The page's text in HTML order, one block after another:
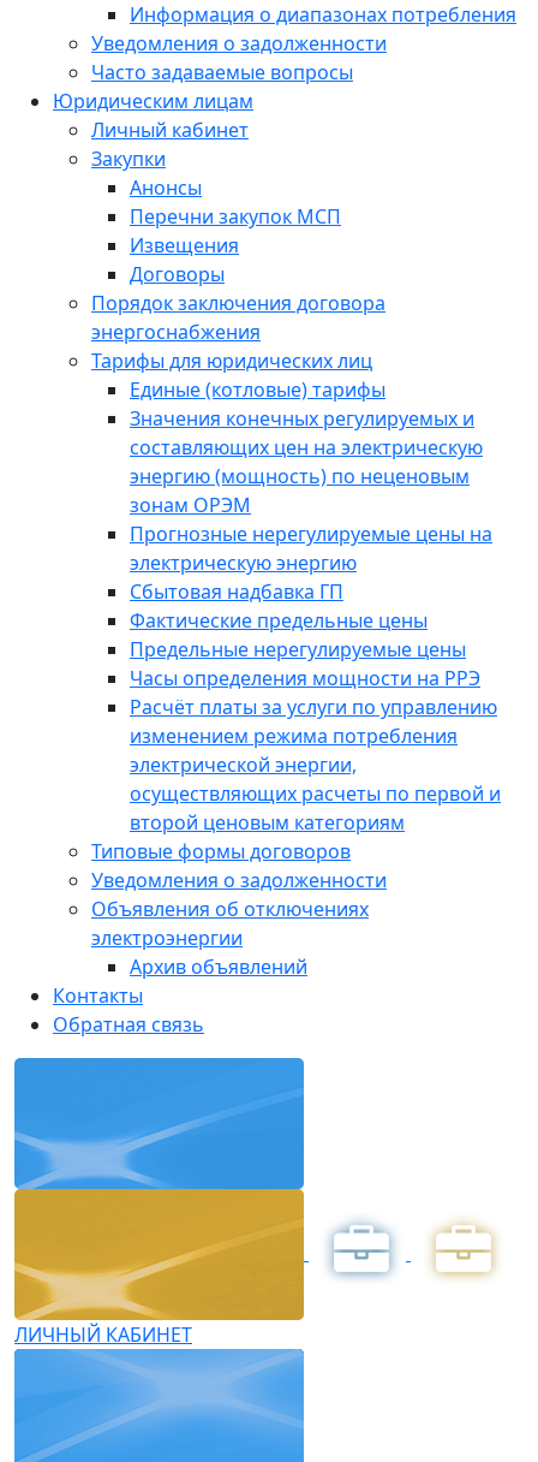
Информация о диапазонах потребления
Уведомления о задолженности
Часто задаваемые вопросы
Юридическим лицам
Личный кабинет
Закупки
Анонсы
Перечни закупок МСП
Извещения
Договоры
Порядок заключения договора
энергоснабжения
Тарифы для юридических лиц
Единые (котловые) тарифы
Значения конечных регулируемых и
составляющих цен на электрическую
энергию (мощность) по неценовым
зонам ОРЭМ
Прогнозные нерегулируемые цены на
электрическую энергию
Сбытовая надбавка ГП
Фактические предельные цены
Предельные нерегулируемые цены
Часы определения мощности на РРЭ
Расчёт платы за услуги по управлению
изменением режима потребления
электрической энергии,
осуществляющих расчеты по первой и
второй ценовым категориям
Типовые формы договоров
Уведомления о задолженности
Объявления об отключениях
электроэнергии
Архив объявлений
Контакты
Обратная связь
ЛИЧНЫЙ КАБИНЕТ